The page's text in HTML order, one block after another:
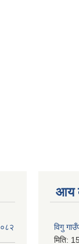
आय
विगु
मिति: